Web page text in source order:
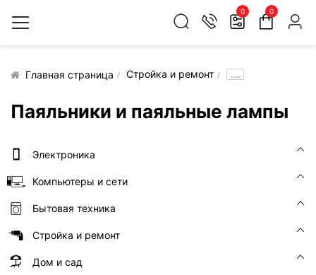
0 0
Главная страница Стройка и ремонт .....
Паяльники и паяльные лампы
Электроника
Компьютеры и сети
Бытовая техника
Стройка и ремонт
Дом и сад